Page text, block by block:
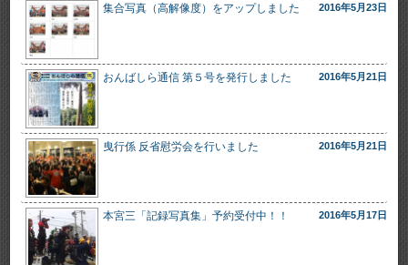
集合写真（高解像度）をアップしました 2016年5月23日
おんばしら通信 第５号を発行しました 2016年5月21日
曳行係 反省慰労会を行いました 2016年5月21日
本宮三「記録写真集」予約受付中！！ 2016年5月17日